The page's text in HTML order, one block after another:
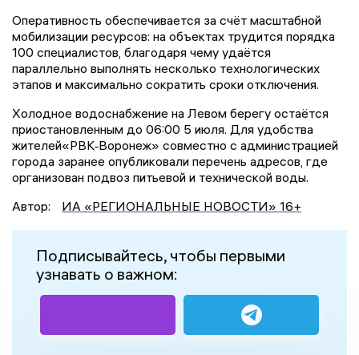
Оперативность обеспечивается за счёт масштабной
мобилизации ресурсов: на объектах трудится порядка
100 специалистов, благодаря чему удаётся
параллельно выполнять несколько технологических
этапов и максимально сократить сроки отключения.
Холодное водоснабжение на Левом берегу остаётся
приостановленным до 06:00 5 июля. Для удобства
жителей«РВК‑Воронеж» совместно с администрацией
города заранее опубликовали перечень адресов, где
организован подвоз питьевой и технической воды.
Автор:
ИА «РЕГИОНАЛЬНЫЕ НОВОСТИ» 16+
Подписывайтесь, чтобы первыми
узнавать о важном: